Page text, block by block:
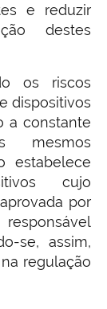
e reduzir
destes
os riscos
dispositivos
a constante
mesmos
estabelece
cujo
por
se, assim,
regulação